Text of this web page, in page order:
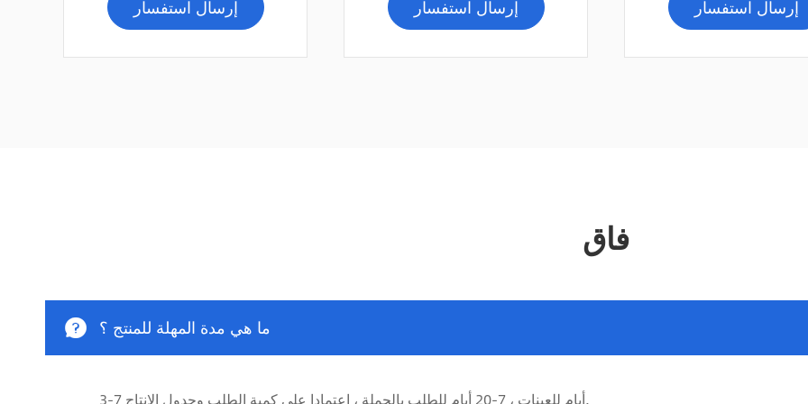
إرسال استفسار إرسال استفسار إرسال استفسار
فاق
 ما هي مدة المهلة للمنتج ؟
3-7 أيام للعينات ، 7-20 أيام للطلب بالجملة ، اعتمادا على كمية الطلب وجدول الإنتاج.